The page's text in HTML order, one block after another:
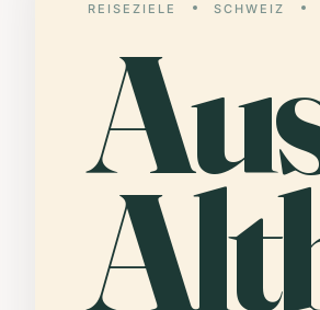
REISEZIELE SCHWEIZ